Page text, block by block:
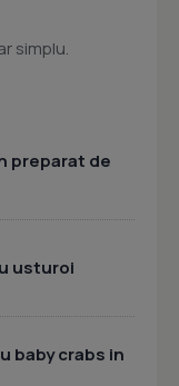
simplu.
preparat de
usturoi
baby crabs in